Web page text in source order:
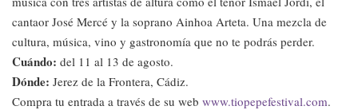
cantaor José Mercé y la soprano Ainhoa Arteta. Una mezcla de
cultura, música, vino y gastronomía que no te podrás perder.
Cuándo: del 11 al 13 de agosto.
Dónde: Jerez de la Frontera, Cádiz.
Compra tu entrada a través de su web www.tiopepefestival.com.